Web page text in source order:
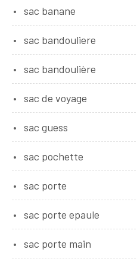
sac banane
sac bandouliere
sac bandoulière
sac de voyage
sac guess
sac pochette
sac porte
sac porte epaule
sac porte main